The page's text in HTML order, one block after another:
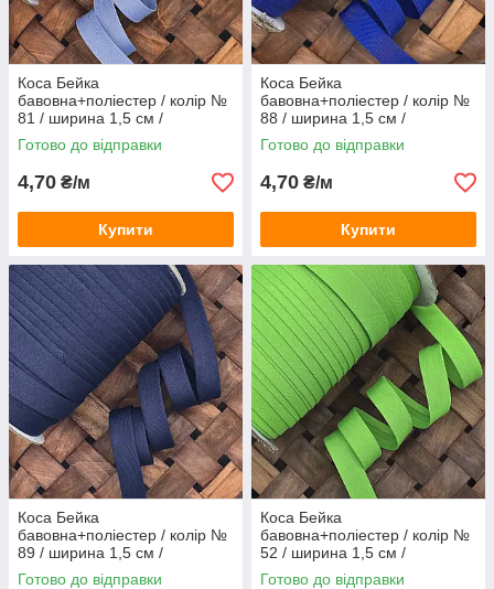
Коса Бейка
бавовна+поліестер / колір №
81 / ширина 1,5 см /
замовлення від 1 метра
Готово до відправки
4,70 ₴/м
Купити
Коса Бейка
бавовна+поліестер / колір №
88 / ширина 1,5 см /
замовлення від 1 метра
Готово до відправки
4,70 ₴/м
Купити
Коса Бейка
бавовна+поліестер / колір №
89 / ширина 1,5 см /
замовлення від 1 метра
Готово до відправки
Коса Бейка
бавовна+поліестер / колір №
52 / ширина 1,5 см /
замовлення від 1 метра
Готово до відправки